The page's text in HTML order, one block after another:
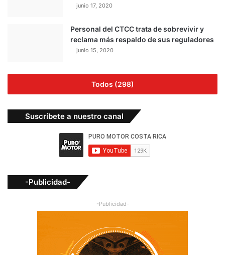
junio 17, 2020
Personal del CTCC trata de sobrevivir y
reclama más respaldo de sus reguladores
junio 15, 2020
Todos (298)
Suscríbete a nuestro canal
-Publicidad-
-Publicidad-